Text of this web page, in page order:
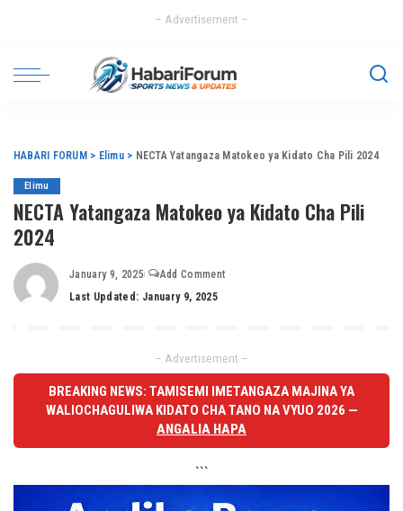
– Advertisement –
HABARI FORUM > Elimu> NECTA Yatangaza Matokeo ya Kidato Cha Pili 2024
Elimu
NECTA Yatangaza Matokeo ya Kidato Cha Pili
2024
January 9, 2025
Add Comment
Last Updated: January 9, 2025
– Advertisement –
BREAKING NEWS: TAMISEMI IMETANGAZA MAJINA YA
WALIOCHAGULIWA KIDATO CHA TANO NA VYUO 2026 —
ANGALIA HAPA
```